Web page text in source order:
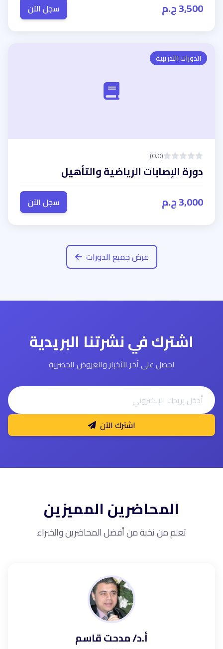
3,500 ج.م
سجل الآن
الدورات التدريبية
(0.0)
دورة الإصابات الرياضية والتأهيل
3,000 ج.م
سجل الآن
عرض جميع الدورات
اشترك في نشرتنا البريدية
احصل على آخر الأخبار والعروض الحصرية
اشترك الآن
المحاضرين المميزين
تعلم من نخبة من أفضل المحاضرين والخبراء
أ.د/ مدحت قاسم